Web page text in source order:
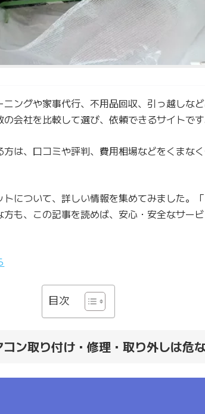
ングや家事代行、不用品回収、引っ越しな
会社を比較して選び、依頼できるサイトです
は、口コミや評判、費用相場などをくまな
について、詳しい情報を集めてみました。
も、この記事を読めば、安心・安全なサー
目次
ン取り付け・修理・取り外しは危